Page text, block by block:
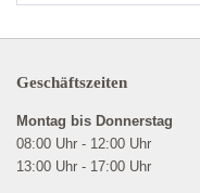
Geschäftszeiten
Montag bis Donnerstag
08:00 Uhr - 12:00 Uhr
13:00 Uhr - 17:00 Uhr